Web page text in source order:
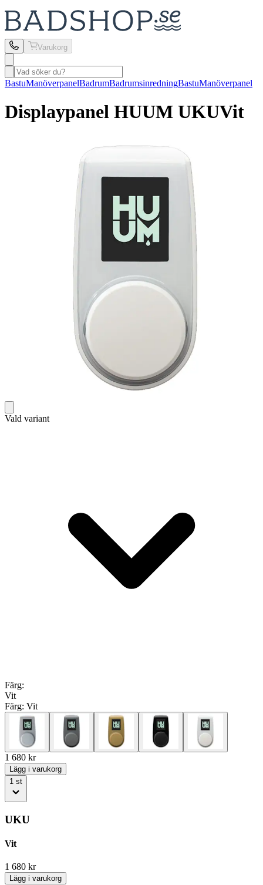
Varukorg
BastuManöverpanelBadrumBadrumsinredningBastuManöverpanel
Displaypanel HUUM UKUVit
Vald variant
Färg:
Vit
Färg: Vit
1 680 kr
Lägg i varukorg
1 st
UKU
Vit
1 680 kr
Lägg i varukorg